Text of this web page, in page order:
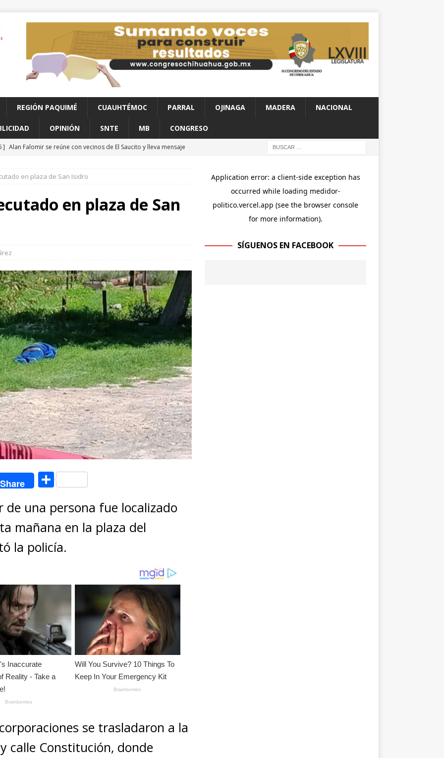
REGIÓN PAQUIMÉ CUAUHTÉMOC PARRAL OJINAGA MADERA NACIONAL
OPINIÓN SNTE MB CONGRESO
] Alan Falomir se reúne con vecinos de El Saucito y lleva mensaje
] Choque en la avenida 20 de Noviembre deja dos lesionados
Localizan sin vida a un joven en vivienda de la colonia Ponce
] Cateos en Juárez aseguran un tigre de bengala, un lagarto y
por homicidio
JUÁREZ
en plaza de San Isidro
en plaza de San
Share C
m
p
ar
ti
de una persona fue localizado
mañana en la plaza del
la policía.
se trasladaron a la
calle Constitución, donde
SÍGUENOS EN FACEBOOK